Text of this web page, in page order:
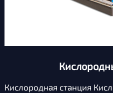
Кислородная станция